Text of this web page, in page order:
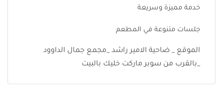
خدمة مميزة وسريعة
جلسات متنوعة في المطعم
الموقع _ ضاحية الامير راشد _مجمع جمال الداوود
_بالقرب من سوبر ماركت خليك بالبيت